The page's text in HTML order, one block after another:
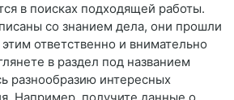
в поисках подходящей работы.
со знанием дела, они прошли
ответственно и внимательно
в раздел под названием
разнообразию интересных